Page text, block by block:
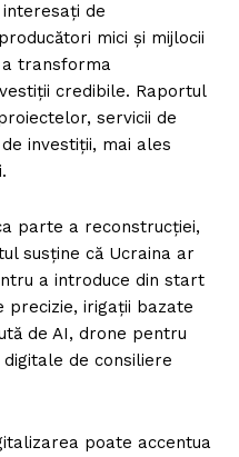
de
mici și mijlocii
a transforma
credibile. Raportul
servicii de
investiții, mai ales
parte a reconstrucției,
susține că Ucraina ar
a introduce din start
precizie, irigații bazate
de AI, drone pentru
de consiliere
poate accentua